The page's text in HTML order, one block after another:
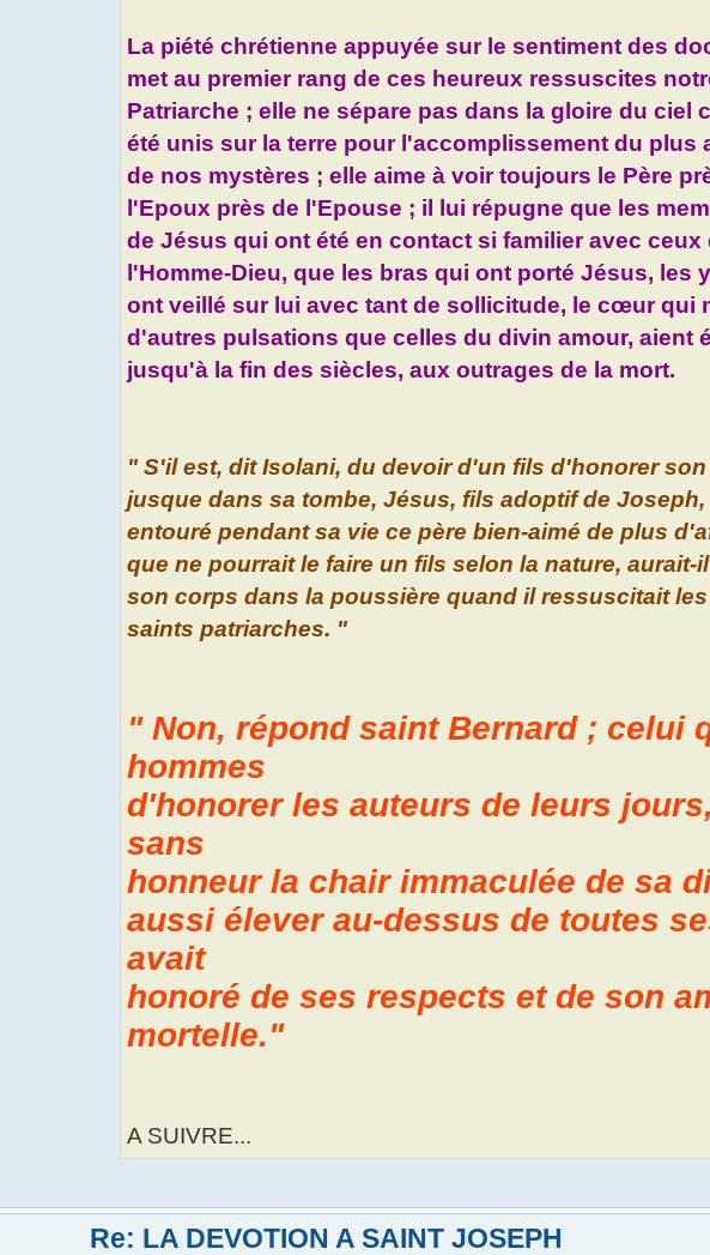
La piété chrétienne appuyée sur le sentiment des
met au premier rang de ces heureux ressuscites
Patriarche ; elle ne sépare pas dans la gloire du ciel
été unis sur la terre pour l'accomplissement du plus
de nos mystères ; elle aime à voir toujours le Père
l'Epoux près de l'Epouse ; il lui répugne que les
de Jésus qui ont été en contact si familier avec ceux
l'Homme-Dieu, que les bras qui ont porté Jésus, les
ont veillé sur lui avec tant de sollicitude, le cœur qui
d'autres pulsations que celles du divin amour, aient
jusqu'à la fin des siècles, aux outrages de la mort.
" S'il est, dit Isolani, du devoir d'un fils d'honorer son
jusque dans sa tombe, Jésus, fils adoptif de
entouré pendant sa vie ce père bien-aimé de plus
que ne pourrait le faire un fils selon la nature, aurait-
son corps dans la poussière quand il ressuscitait
saints patriarches. "
" Non, répond saint Bernard ; celui
hommes
d'honorer les auteurs de leurs
sans
honneur la chair immaculée de sa
aussi élever au-dessus de toutes
avait
honoré de ses respects et de son
mortelle."
A SUIVRE...
Re: LA DEVOTION A SAINT JOSEPH